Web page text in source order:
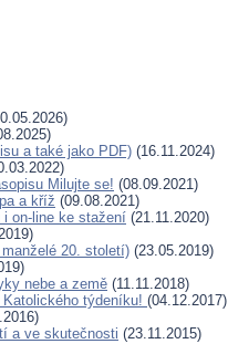
a také jako PDF) (16.11.2024)
Milujte se! (08.09.2021)
a kříž (09.08.2021)
i on-line ke stažení (21.11.2020)
20. století) (23.05.2019)
nebe a země (11.11.2018)
týdeníku! (04.12.2017)
a ve skutečnosti (23.11.2015)